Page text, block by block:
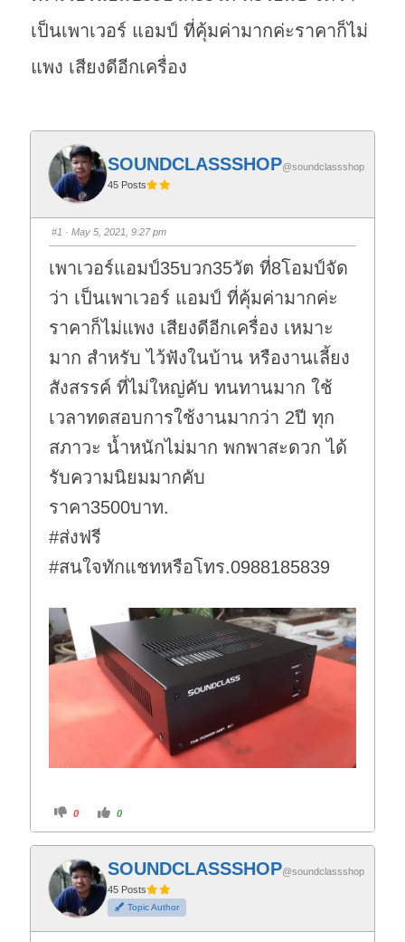
เป็นเพาเวอร์ แอมป์ ที่คุ้มค่ามากค่ะราคาก็ไม่
แพง เสียงดีอีกเครื่อง
SOUNDCLASSSHOP@soundclassshop
45 Posts
#1 · May 5, 2021, 9:27 pm
เพาเวอร์แอมป์35บวก35วัต ที่8โอมป์จัด
ว่า เป็นเพาเวอร์ แอมป์ ที่คุ้มค่ามากค่ะ
ราคาก็ไม่แพง เสียงดีอีกเครื่อง เหมาะ
มาก สำหรับ ไว้ฟังในบ้าน หรืองานเลี้ยง
สังสรรค์ ที่ไม่ใหญ่คับ ทนทานมาก ใช้
เวลาทดสอบการใช้งานมากว่า 2ปี ทุก
สภาวะ น้ำหนักไม่มาก พกพาสะดวก ได้
รับความนิยมมากคับ
ราคา3500บาท.
#ส่งฟรี
#สนใจทักแชทหรือโทร.0988185839
C
i
k
f
o
r
t
h
u
m
b
0
C
i
k
o
t
h
u
m
b
0
SOUNDCLASSSHOP@soundclassshop
45 Posts
Topic Author